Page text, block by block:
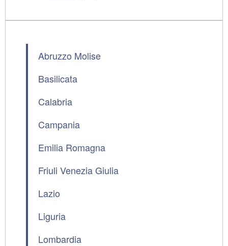
Abruzzo Molise
Basilicata
Calabria
Campania
Emilia Romagna
Friuli Venezia Giulia
Lazio
Liguria
Lombardia